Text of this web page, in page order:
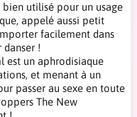
utilisé pour un usage
appelé aussi petit
facilement dans
danser !
est un aphrodisiaque
et menant à un
passer au sexe en toute
The New